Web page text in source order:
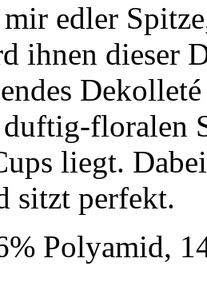
mir edler
ihnen dieser
floralen
liegt.
sitzt perfekt.
Polyamid,